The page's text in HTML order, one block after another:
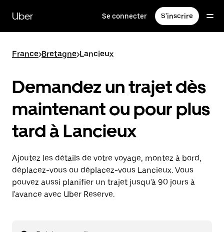
contenu
principal
Uber Se connecter S'inscrire
France>Bretagne>Lancieux
Demandez un trajet dès
maintenant ou pour plus
tard à Lancieux
Ajoutez les détails de votre voyage, montez à bord,
déplacez-vous ou déplacez-vous Lancieux. Vous
pouvez aussi planifier un trajet jusqu'à 90 jours à
l'avance avec Uber Reserve.